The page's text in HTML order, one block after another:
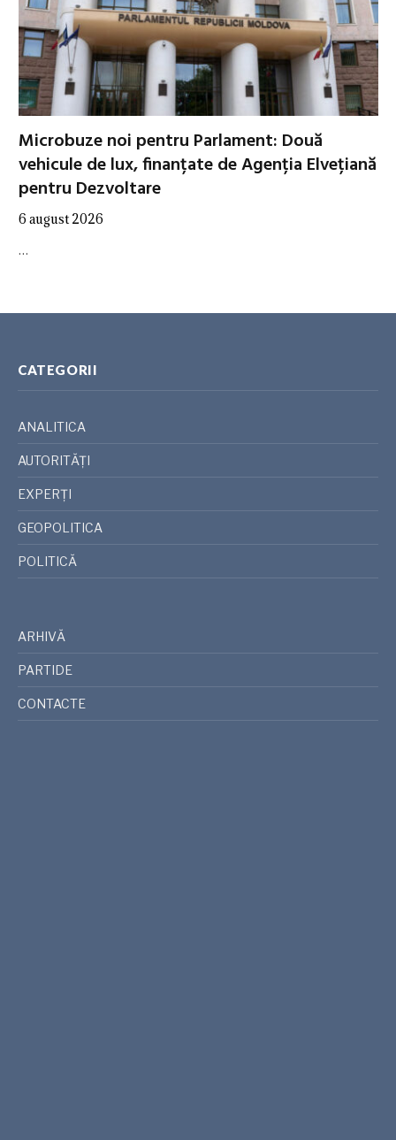
Microbuze noi pentru Parlament: Două
vehicule de lux, finanțate de Agenția Elvețiană
pentru Dezvoltare
6 august 2026
…
CATEGORII
ANALITICA
AUTORITĂȚI
EXPERȚI
GEOPOLITICA
POLITICĂ
ARHIVĂ
PARTIDE
CONTACTE